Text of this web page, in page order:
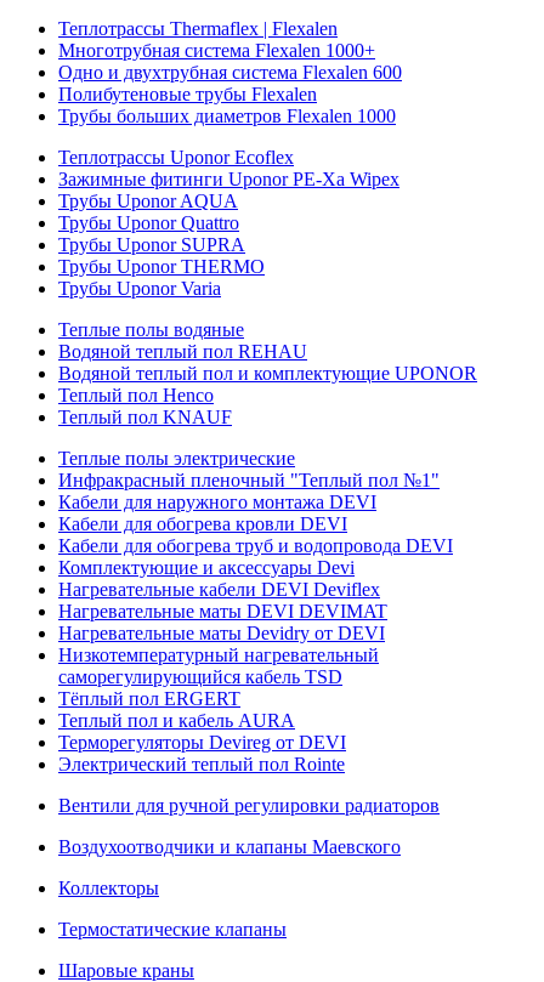
Теплотрассы Thermaflex | Flexalen
Многотрубная система Flexalen 1000+
Одно и двухтрубная система Flexalen 600
Полибутеновые трубы Flexalen
Трубы больших диаметров Flexalen 1000
Теплотрассы Uponor Ecoflex
Зажимные фитинги Uponor PE-Xa Wipex
Трубы Uponor AQUA
Трубы Uponor Quattro
Трубы Uponor SUPRA
Трубы Uponor THERMO
Трубы Uponor Varia
Теплые полы водяные
Водяной теплый пол REHAU
Водяной теплый пол и комплектующие UPONOR
Теплый пол Henco
Теплый пол KNAUF
Теплые полы электрические
Инфракрасный пленочный "Теплый пол №1"
Кабели для наружного монтажа DEVI
Кабели для обогрева кровли DEVI
Кабели для обогрева труб и водопровода DEVI
Комплектующие и аксессуары Devi
Нагревательные кабели DEVI Deviflex
Нагревательные маты DEVI DEVIMAT
Нагревательные маты Devidry от DEVI
Низкотемпературный нагревательный
саморегулирующийся кабель TSD
Тёплый пол ERGERT
Теплый пол и кабель AURA
Терморегуляторы Devireg от DEVI
Электрический теплый пол Rointe
Вентили для ручной регулировки радиаторов
Воздухоотводчики и клапаны Маевского
Коллекторы
Термостатические клапаны
Шаровые краны